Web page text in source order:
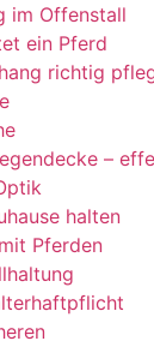
im Offenstall
ein Pferd
richtig
–
halten
Pferden